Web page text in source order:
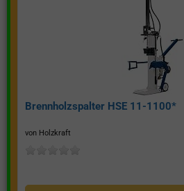
Brennholzspalter HSE 11-1100*
von Holzkraft